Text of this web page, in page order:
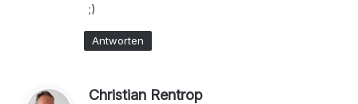
;)
Antworten
Christian Rentrop